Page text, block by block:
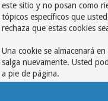
este sitio y no posan como
tópicos específicos que
rechaza que estas cookies
Una cookie se almacenará
salga nuevamente. Usted
a pie de página.